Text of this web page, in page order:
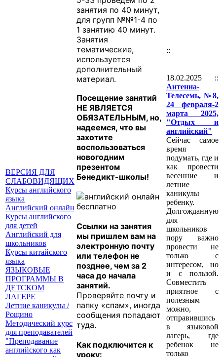
ВЕРСИЯ ДЛЯ
СЛАБОВИДЯЩИХ
Курсы английского
языка
Английский онлайн
Курсы английского
для детей
Английский для
школьников
Курсы китайского
языка
ЯЗЫКОВЫЕ
ПРОГРАММЫ В
ДЕТСКОМ
ЛАГЕРЕ
Летние каникулы /
Рощино
Методический курс
для преподавателей
"Преподавание
английского как
занятия по 40 минут,
для групп №№1-4 по
1 занятию 40 минут.
Занятия
тематические,
используется
дополнительный
материал.
Посещение занятий
НЕ ЯВЛЯЕТСЯ
ОБЯЗАТЕЛЬНЫМ, но,
надеемся, что вы
захотите
воспользоваться
новогодним
презентом
Бенедикт-школы!
Ссылки на занятия
мы пришлем вам на
электронную почту
или телефон не
позднее, чем за 2
часа до начала
занятий.
Проверяйте почту и
папку «спам», иногда
сообщения попадают
туда.
Как подключится к
уроку:
::
18.02.2025 ::
Антенна-
Телесемь, №8,
24 февраля-2
марта 2025,
"Отдых и
английский"
Сейчас самое
время
подумать, где и
как провести
весенние и
летние
каникулы
ребенку.
Долгожданную
для
школьников
пору важно
провести не
только с
интересом, но
и с пользой.
Совместить
приятное с
полезным
можно,
отправившись
в языковой
лагерь, где
ребенок не
только